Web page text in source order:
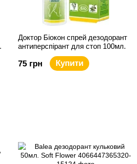
Доктор Біокон спрей дезодорант
антиперспірант для стоп 100мл.
75 грн Купити